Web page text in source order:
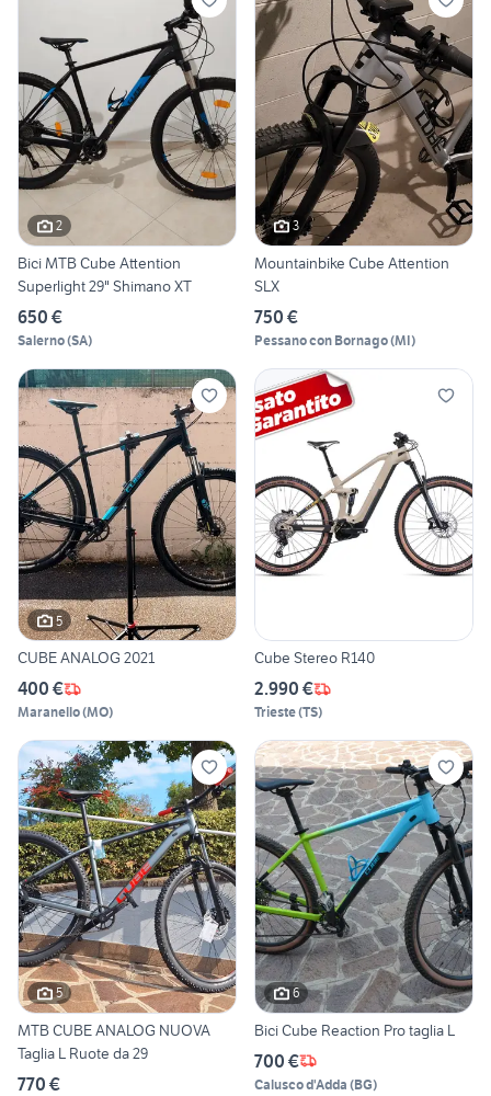
2
Bici MTB Cube Attention
Superlight 29" Shimano XT
650 €
Salerno(SA)
3
Mountainbike Cube Attention
SLX
750 €
Pessano con Bornago(MI)
5
CUBE ANALOG 2021
400 €
Maranello(MO)
Cube Stereo R140
2.990 €
Trieste(TS)
5
MTB CUBE ANALOG NUOVA
Taglia L Ruote da 29
770 €
6
Bici Cube Reaction Pro taglia L
700 €
Calusco d'Adda (BG)